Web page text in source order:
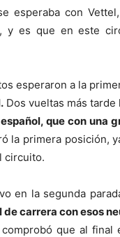
esperaba con
y es que en este
esperaron a la
Dos vueltas más tarde
que con una
la primera posición,
circuito.
en la segunda
carrera con esos
que al